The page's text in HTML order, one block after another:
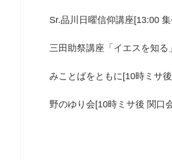
Sr.品川日曜信仰講座[13:00
三田助祭講座「イエスを知る
みことばをともに[10時ミサ
野のゆり会[10時ミサ後 関口